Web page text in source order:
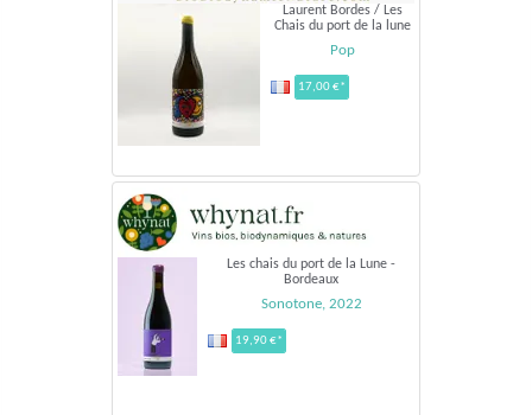
Laurent Bordes / Les
Chais du port de la lune
Pop
17,00 €*
Les chais du port de la Lune -
Bordeaux
Sonotone, 2022
19,90 €*